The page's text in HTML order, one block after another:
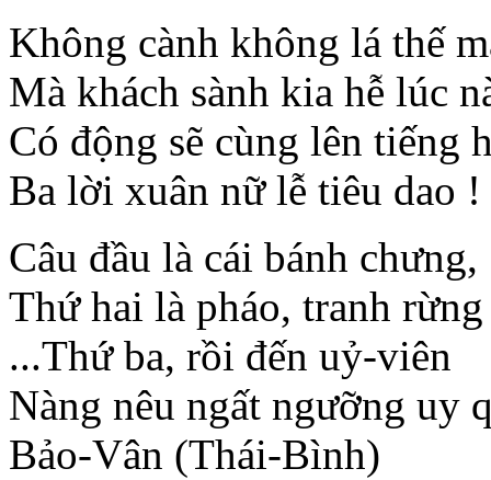
Không cành không lá thế
Mà khách sành kia hễ lúc
Có động sẽ cùng lên tiếng
Ba lời xuân nữ lễ tiêu dao !
Câu đầu là cái bánh chưng,
Thứ hai là pháo, tranh
...Thứ ba, rồi đến uỷ-viên
Nàng nêu ngất ngưỡng uy
Bảo-Vân (Thái-Bình)